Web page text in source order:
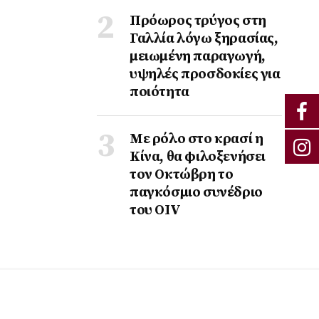
Πρόωρος τρύγος στη
Γαλλία λόγω ξηρασίας,
μειωμένη παραγωγή,
υψηλές προσδοκίες για
ποιότητα
Με ρόλο στο κρασί η
Κίνα, θα φιλοξενήσει
τον Οκτώβρη το
παγκόσμιο συνέδριο
του ΟΙV